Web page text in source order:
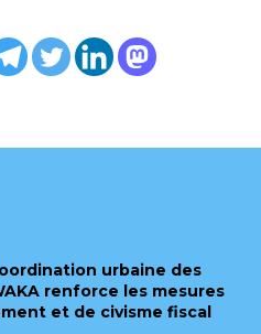
urbaine des
renforce les mesures
et de civisme fiscal